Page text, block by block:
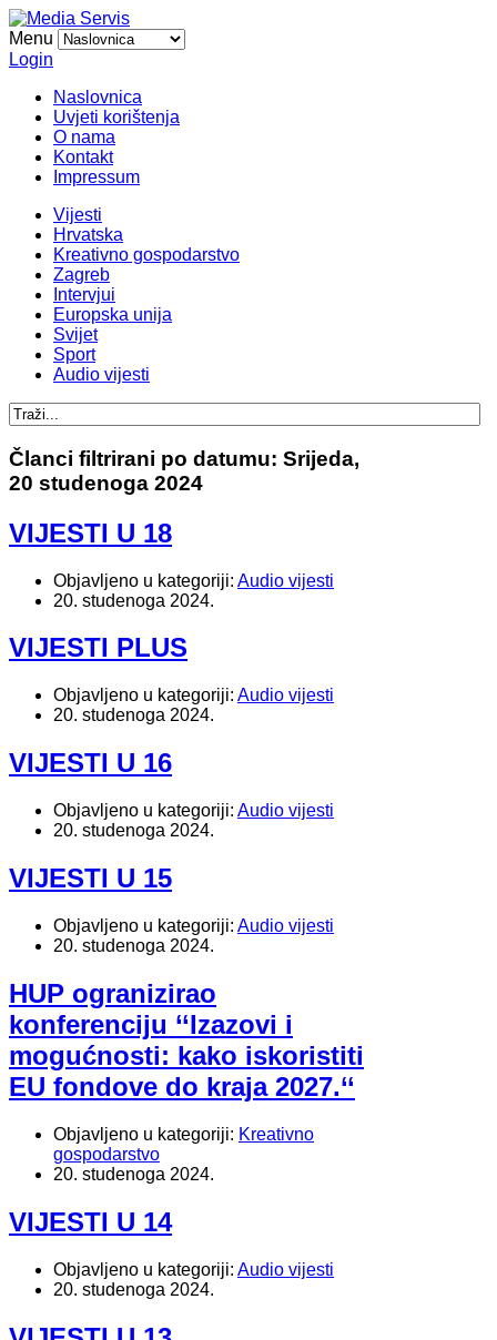
Menu
Login
Naslovnica
Uvjeti korištenja
O nama
Kontakt
Impressum
Vijesti
Hrvatska
Kreativno gospodarstvo
Zagreb
Intervjui
Europska unija
Svijet
Sport
Audio vijesti
Članci filtrirani po datumu: Srijeda,
20 studenoga 2024
VIJESTI U 18
Objavljeno u kategoriji: Audio vijesti
20. studenoga 2024.
VIJESTI PLUS
Objavljeno u kategoriji: Audio vijesti
20. studenoga 2024.
VIJESTI U 16
Objavljeno u kategoriji: Audio vijesti
20. studenoga 2024.
VIJESTI U 15
Objavljeno u kategoriji: Audio vijesti
20. studenoga 2024.
HUP ogranizirao
konferenciju ‘‘Izazovi i
mogućnosti: kako iskoristiti
EU fondove do kraja 2027.‘‘
Objavljeno u kategoriji: Kreativno
gospodarstvo
20. studenoga 2024.
VIJESTI U 14
Objavljeno u kategoriji: Audio vijesti
20. studenoga 2024.